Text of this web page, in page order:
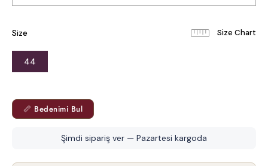
Size
44
📏 Bedenimi Bul
Şimdi sipariş ver — Pazartesi kargoda